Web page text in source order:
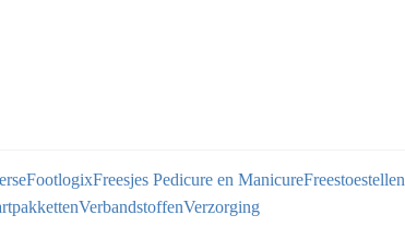
FootlogixFreesjes Pedicure en ManicureFreestoestellen
VerbandstoffenVerzorging